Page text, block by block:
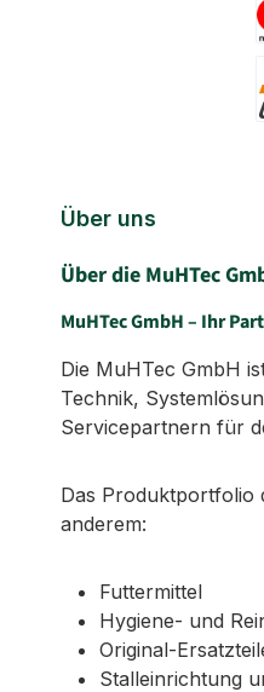
Über uns
Über die MuHTec
MuHTec GmbH – Ihr
Die MuHTec GmbH
Technik,
Servicepartnern für
Das Produktportfolio
anderem:
Futtermittel
Hygiene- und
Original-
Stalleinrichtung